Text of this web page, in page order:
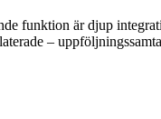
funktion är djup
–